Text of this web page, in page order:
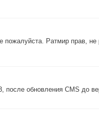
пожалуйста. Ратмир прав, не
после обновления CMS до